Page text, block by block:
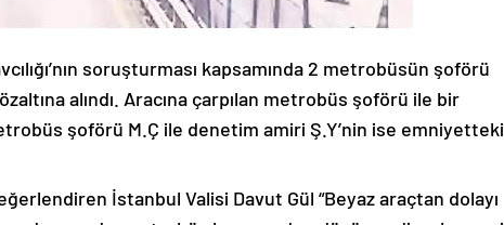
soruşturması kapsamında 2 metrobüsün şoförü
alındı. Aracına çarpılan metrobüs şoförü ile bir
şoförü M.Ç ile denetim amiri Ş.Y’nin ise emniyetteki
İstanbul Valisi Davut Gül “Beyaz araçtan dolayı